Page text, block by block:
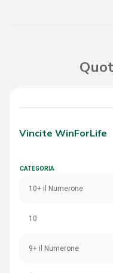
Vincite WinForLife
CATEGORIA
10+ il Numerone
10
9+ il Numerone